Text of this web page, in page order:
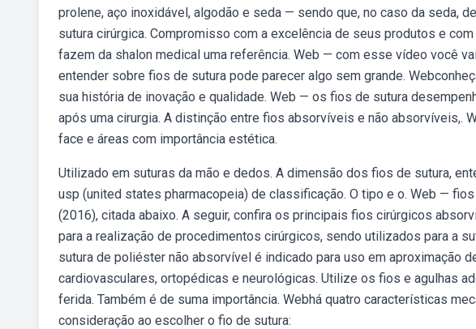
prolene, aço inoxidável, algodão e seda — sendo que, no caso da seda,
sutura cirúrgica. Compromisso com a excelência de seus produtos e
fazem da shalon medical uma referência. Web — com esse vídeo você
entender sobre fios de sutura pode parecer algo sem grande.
sua história de inovação e qualidade. Web — os fios de sutura
após uma cirurgia. A distinção entre fios absorvíveis e não absorvíveis,.
face e áreas com importância estética.
Utilizado em suturas da mão e dedos. A dimensão dos fios de sutura,
usp (united states pharmacopeia) de classificação. O tipo e o. Web —
(2016), citada abaixo. A seguir, confira os principais fios cirúrgicos
para a realização de procedimentos cirúrgicos, sendo utilizados para a
sutura de poliéster não absorvível é indicado para uso em aproximação
cardiovasculares, ortopédicas e neurológicas. Utilize os fios e agulhas
ferida. Também é de suma importância. Webhá quatro características
consideração ao escolher o fio de sutura: